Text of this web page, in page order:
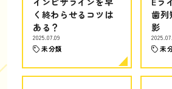
く終わらせるコツは
ある？
2025.07.09
未分類
歯列
影
未